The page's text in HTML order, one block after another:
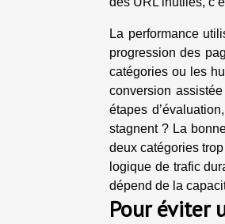
La performance
progression des
catégories ou les
conversion
étapes
stagnent ? La
deux catégories
logique de trafic
dépend de la
Pour éviter